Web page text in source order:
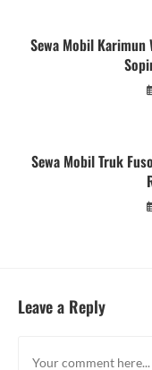
Sewa Mobil
Sewa Mobil Truk
Leave a Reply